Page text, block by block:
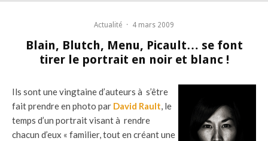
Actualité · 4 mars 2009
Blain, Blutch, Menu, Picault… se font
tirer le portrait en noir et blanc !
Ils sont une vingtaine d’auteurs à s’être
fait prendre en photo par David Rault, le
temps d’un portrait visant à rendre
chacun d’eux « familier, tout en créant une